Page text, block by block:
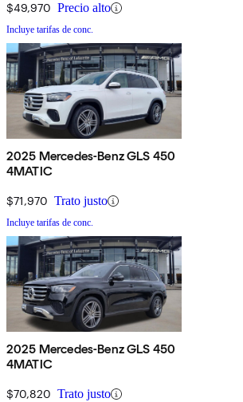
$49,970 Precio alto
Incluye tarifas de conc.
2025 Mercedes-Benz GLS 450
4MATIC
$71,970 Trato justo
Incluye tarifas de conc.
2025 Mercedes-Benz GLS 450
4MATIC
$70,820 Trato justo